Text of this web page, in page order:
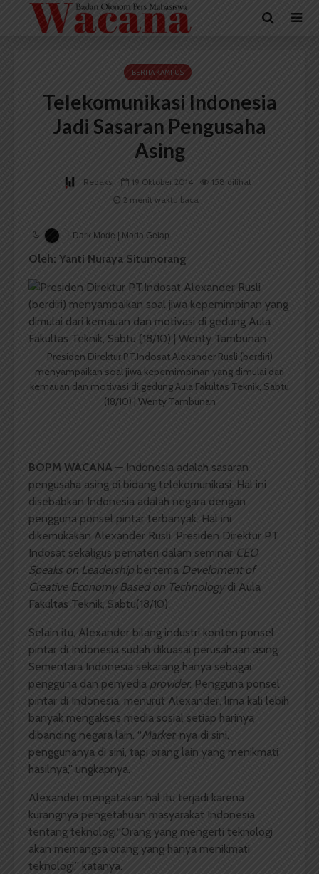
BERITA KAMPUS
Telekomunikasi Indonesia
Jadi Sasaran Pengusaha
Asing
Redaksi 19 Oktober 2014
158 dilihat
2 menit waktu baca
Dark Mode | Moda Gelap
Oleh: Yanti Nuraya Situmorang
Presiden Direktur PT.Indosat Alexander Rusli (berdiri)
menyampaikan soal jiwa kepemimpinan yang dimulai dari
kemauan dan motivasi di gedung Aula Fakultas Teknik, Sabtu
(18/10) | Wenty Tambunan
BOPM WACANA — Indonesia adalah sasaran
pengusaha asing di bidang telekomunikasi. Hal ini
disebabkan Indonesia adalah negara dengan
pengguna ponsel pintar terbanyak. Hal ini
dikemukakan Alexander Rusli, Presiden Direktur PT
Indosat sekaligus pemateri dalam seminar CEO
Speaks on Leadership bertema Develoment of
Creative Economy Based on Technologydi Aula
Fakultas Teknik, Sabtu(18/10).
Selain itu, Alexander bilang industri konten ponsel
pintar di Indonesia sudah dikuasai perusahaan asing.
Sementara Indonesia sekarang hanya sebagai
pengguna dan penyedia provider. Pengguna ponsel
pintar di Indonesia, menurut Alexander, lima kali lebih
banyak mengakses media sosial setiap harinya
dibanding negara lain. “Market-nya di sini,
penggunanya di sini, tapi orang lain yang menikmati
hasilnya,” ungkapnya.
Alexander mengatakan hal itu terjadi karena
kurangnya pengetahuan masyarakat Indonesia
tentang teknologi.“Orang yang mengerti teknologi
akan memangsa orang yang hanya menikmati
teknologi,” katanya.